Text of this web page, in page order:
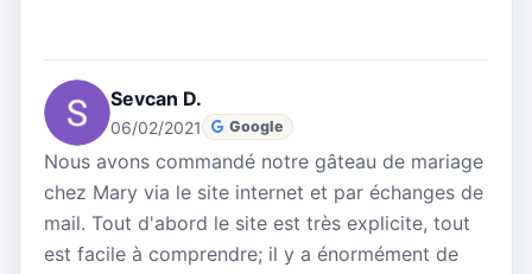
Sevcan D.
06/02/2021 Google
Nous avons commandé notre gâteau de mariage
chez Mary via le site internet et par échanges de
mail. Tout d'abord le site est très explicite, tout
est facile à comprendre; il y a énormément de